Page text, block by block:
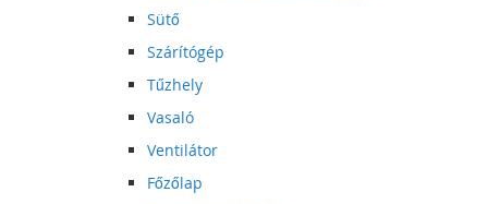
Sütő
Szárítógép
Tűzhely
Vasaló
Ventilátor
Főzőlap